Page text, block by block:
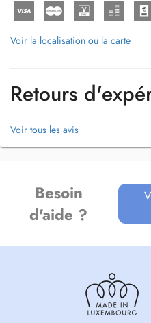
Voir la localisation ou la carte
Retours
Voir tous les avis
Besoin
d'aide ?